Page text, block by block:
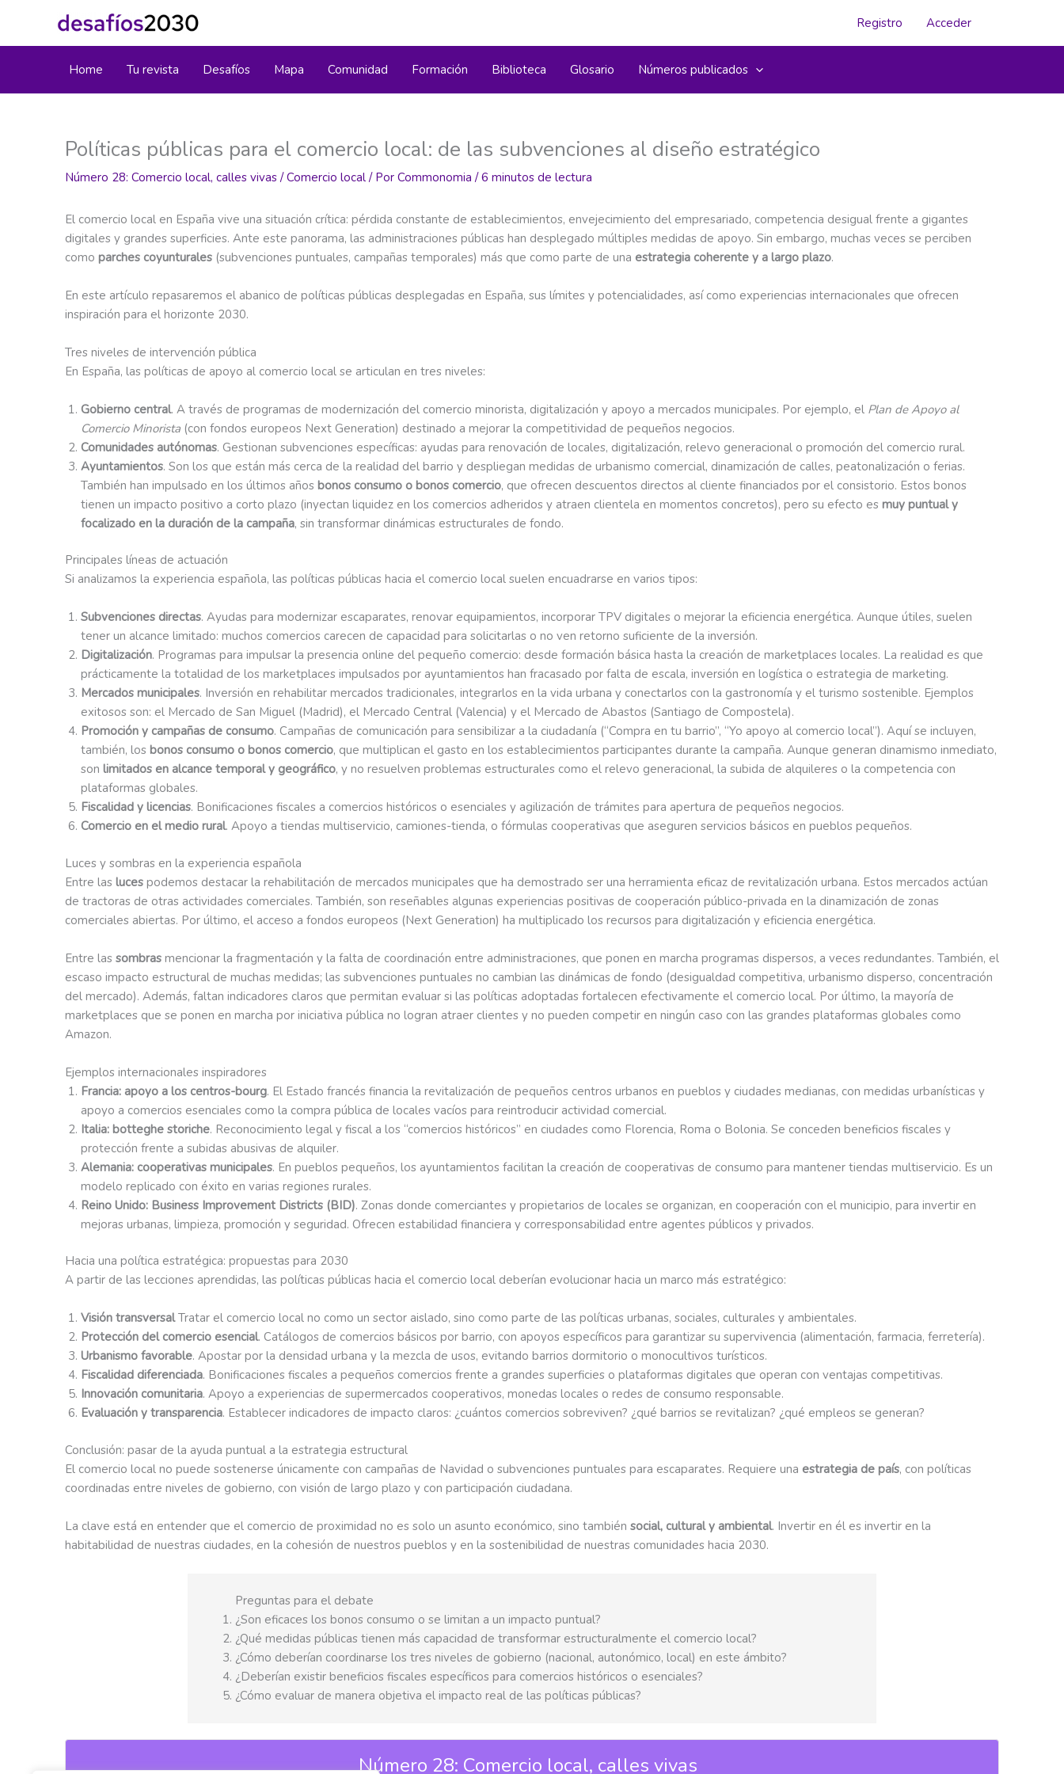
contenido
Registro Acceder
Home Tu revista Desafíos Mapa Comunidad Formación Biblioteca Glosario Números publicados
Políticas públicas para el comercio local: de las subvenciones al diseño estratégico
Número 28: Comercio local, calles vivas /Comercio local / Por Commonomia /6 minutos de lectura
El comercio local en España vive una situación crítica: pérdida constante de establecimientos, envejecimiento del empresariado, competencia desigual frente a gigantes
digitales y grandes superficies. Ante este panorama, las administraciones públicas han desplegado múltiples medidas de apoyo. Sin embargo, muchas veces se perciben
como parches coyunturales (subvenciones puntuales, campañas temporales) más que como parte de una estrategia coherente y a largo plazo.
En este artículo repasaremos el abanico de políticas públicas desplegadas en España, sus límites y potencialidades, así como experiencias internacionales que ofrecen
inspiración para el horizonte 2030.
Tres niveles de intervención pública
En España, las políticas de apoyo al comercio local se articulan en tres niveles:
Gobierno central. A través de programas de modernización del comercio minorista, digitalización y apoyo a mercados municipales. Por ejemplo, el Plan de Apoyo al
Comercio Minorista (con fondos europeos Next Generation) destinado a mejorar la competitividad de pequeños negocios.
Comunidades autónomas. Gestionan subvenciones específicas: ayudas para renovación de locales, digitalización, relevo generacional o promoción del comercio rural.
Ayuntamientos. Son los que están más cerca de la realidad del barrio y despliegan medidas de urbanismo comercial, dinamización de calles, peatonalización o ferias.
También han impulsado en los últimos años bonos consumo o bonos comercio, que ofrecen descuentos directos al cliente financiados por el consistorio. Estos bonos
tienen un impacto positivo a corto plazo (inyectan liquidez en los comercios adheridos y atraen clientela en momentos concretos), pero su efecto es muy puntual y
focalizado en la duración de la campaña, sin transformar dinámicas estructurales de fondo.
Principales líneas de actuación
Si analizamos la experiencia española, las políticas públicas hacia el comercio local suelen encuadrarse en varios tipos:
Subvenciones directas. Ayudas para modernizar escaparates, renovar equipamientos, incorporar TPV digitales o mejorar la eficiencia energética. Aunque útiles, suelen
tener un alcance limitado: muchos comercios carecen de capacidad para solicitarlas o no ven retorno suficiente de la inversión.
Digitalización. Programas para impulsar la presencia online del pequeño comercio: desde formación básica hasta la creación de marketplaces locales. La realidad es que
prácticamente la totalidad de los marketplaces impulsados por ayuntamientos han fracasado por falta de escala, inversión en logística o estrategia de marketing.
Mercados municipales. Inversión en rehabilitar mercados tradicionales, integrarlos en la vida urbana y conectarlos con la gastronomía y el turismo sostenible. Ejemplos
exitosos son: el Mercado de San Miguel (Madrid), el Mercado Central (Valencia) y el Mercado de Abastos (Santiago de Compostela).
Promoción y campañas de consumo. Campañas de comunicación para sensibilizar a la ciudadanía (“Compra en tu barrio”, “Yo apoyo al comercio local”). Aquí se incluyen,
también, los bonos consumo o bonos comercio, que multiplican el gasto en los establecimientos participantes durante la campaña. Aunque generan dinamismo inmediato,
son limitados en alcance temporal y geográfico, y no resuelven problemas estructurales como el relevo generacional, la subida de alquileres o la competencia con
plataformas globales.
Fiscalidad y licencias. Bonificaciones fiscales a comercios históricos o esenciales y agilización de trámites para apertura de pequeños negocios.
Comercio en el medio rural. Apoyo a tiendas multiservicio, camiones-tienda, o fórmulas cooperativas que aseguren servicios básicos en pueblos pequeños.
Luces y sombras en la experiencia española
Entre las luces podemos destacar la rehabilitación de mercados municipales que ha demostrado ser una herramienta eficaz de revitalización urbana. Estos mercados actúan
de tractoras de otras actividades comerciales. También, son reseñables algunas experiencias positivas de cooperación público-privada en la dinamización de zonas
comerciales abiertas. Por último, el acceso a fondos europeos (Next Generation) ha multiplicado los recursos para digitalización y eficiencia energética.
Entre las sombras mencionar la fragmentación y la falta de coordinación entre administraciones, que ponen en marcha programas dispersos, a veces redundantes. También, el
escaso impacto estructural de muchas medidas; las subvenciones puntuales no cambian las dinámicas de fondo (desigualdad competitiva, urbanismo disperso, concentración
del mercado). Además, faltan indicadores claros que permitan evaluar si las políticas adoptadas fortalecen efectivamente el comercio local. Por último, la mayoría de
marketplaces que se ponen en marcha por iniciativa pública no logran atraer clientes y no pueden competir en ningún caso con las grandes plataformas globales como
Amazon.
Ejemplos internacionales inspiradores
Francia: apoyo a los centros-bourg. El Estado francés financia la revitalización de pequeños centros urbanos en pueblos y ciudades medianas, con medidas urbanísticas y
apoyo a comercios esenciales como la compra pública de locales vacíos para reintroducir actividad comercial.
Italia: botteghe storiche. Reconocimiento legal y fiscal a los “comercios históricos” en ciudades como Florencia, Roma o Bolonia. Se conceden beneficios fiscales y
protección frente a subidas abusivas de alquiler.
Alemania: cooperativas municipales. En pueblos pequeños, los ayuntamientos facilitan la creación de cooperativas de consumo para mantener tiendas multiservicio. Es un
modelo replicado con éxito en varias regiones rurales.
Reino Unido: Business Improvement Districts (BID). Zonas donde comerciantes y propietarios de locales se organizan, en cooperación con el municipio, para invertir en
mejoras urbanas, limpieza, promoción y seguridad. Ofrecen estabilidad financiera y corresponsabilidad entre agentes públicos y privados.
Hacia una política estratégica: propuestas para 2030
A partir de las lecciones aprendidas, las políticas públicas hacia el comercio local deberían evolucionar hacia un marco más estratégico:
Visión transversalTratar el comercio local no como un sector aislado, sino como parte de las políticas urbanas, sociales, culturales y ambientales.
Protección del comercio esencial. Catálogos de comercios básicos por barrio, con apoyos específicos para garantizar su supervivencia (alimentación, farmacia, ferretería).
Urbanismo favorable. Apostar por la densidad urbana y la mezcla de usos, evitando barrios dormitorio o monocultivos turísticos.
Fiscalidad diferenciada. Bonificaciones fiscales a pequeños comercios frente a grandes superficies o plataformas digitales que operan con ventajas competitivas.
Innovación comunitaria. Apoyo a experiencias de supermercados cooperativos, monedas locales o redes de consumo responsable.
Evaluación y transparencia. Establecer indicadores de impacto claros: ¿cuántos comercios sobreviven? ¿qué barrios se revitalizan? ¿qué empleos se generan?
Conclusión: pasar de la ayuda puntual a la estrategia estructural
El comercio local no puede sostenerse únicamente con campañas de Navidad o subvenciones puntuales para escaparates. Requiere una estrategia de país, con políticas
coordinadas entre niveles de gobierno, con visión de largo plazo y con participación ciudadana.
La clave está en entender que el comercio de proximidad no es solo un asunto económico, sino también social, cultural y ambiental. Invertir en él es invertir en la
habitabilidad de nuestras ciudades, en la cohesión de nuestros pueblos y en la sostenibilidad de nuestras comunidades hacia 2030.
Preguntas para el debate
¿Son eficaces los bonos consumo o se limitan a un impacto puntual?
¿Qué medidas públicas tienen más capacidad de transformar estructuralmente el comercio local?
¿Cómo deberían coordinarse los tres niveles de gobierno (nacional, autonómico, local) en este ámbito?
¿Deberían existir beneficios fiscales específicos para comercios históricos o esenciales?
¿Cómo evaluar de manera objetiva el impacto real de las políticas públicas?
Número 28: Comercio local, calles vivas